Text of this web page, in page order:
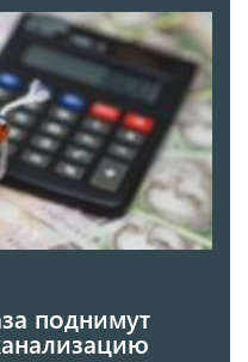
поднимут